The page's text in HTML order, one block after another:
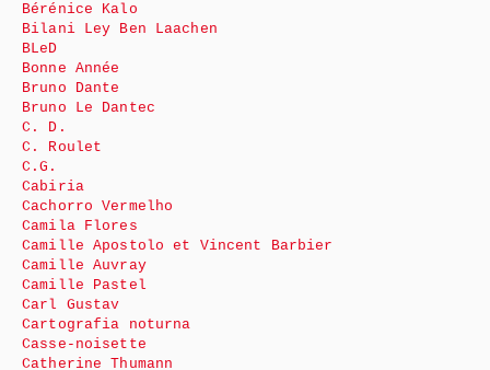
Bérénice Kalo
Bilani Ley Ben Laachen
BLeD
Bonne Année
Bruno Dante
Bruno Le Dantec
C. D.
C. Roulet
C.G.
Cabiria
Cachorro Vermelho
Camila Flores
Camille Apostolo et Vincent Barbier
Camille Auvray
Camille Pastel
Carl Gustav
Cartografia noturna
Casse-noisette
Catherine Thumann